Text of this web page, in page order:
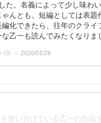
た。名義によって少し味わ
んとも。短編としては表
化できたら、往年のクラ
乙一も読んでみたくなりま
(0) 2026/01/26
使い分けている乙一の作品